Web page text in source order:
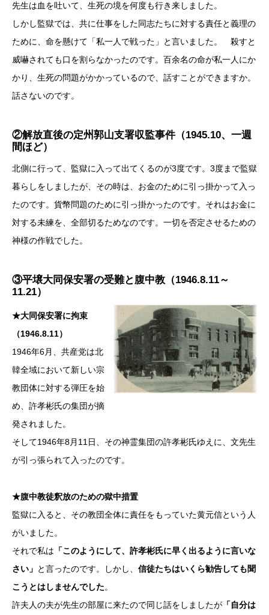
先生は血を吐いて、生死の境を何度も行き来しました。
しかし監獄では、共に仕事をした同志たちに対する責任と義理の
ために、命を懸けて「私一人で戦った」と言いました。 殺すと
威嚇されても口を割らなかったのです。百余名の命が私一人にか
かり、生死の問題がかかっているので、話すことができますか。
話さないのです。
②解放直後の定州郭山支署収監事件（1945.10、一週
間ほど）
北側に行って、監獄に入って出てくるのが3度です。3度まで監獄
暮らしをしましたが、その時は、お金のために引っ掛かって入っ
たのです。貨幣問題のために引っ掛かったのです。それはお金に
対する未練を、全部切るためなのです。一切を否定させるための
神様の作戦でした。
③平壌大同保安署の受難と腹中教（1946.8.11～
11.21）
★大同保安署に拘束
（1946.8.11）
1946年6月、共産党は北
韓全域において新しい宗
教団体に対する弾圧を始
め、許孝彬氏の集団が摘
発されました。
そして1946年8月11日、その神霊集団の許孝彬氏ゆえに、文先生
が引っ張られて入ったのです。
★腹中教徒釈放のための獄中措置
監獄に入ると、その教団全体に責任をもっていた黄元信という人
がいました。
それで私は 「このようにして、許孝彬氏に早く出るように言いな
さい」 と言ったのです。しかし、 信徒たちはいくら勧告しても聞
こうとはしませんでした。
許夫人の夫が先生の部屋に来たので同じ話をしましたが 「自分は